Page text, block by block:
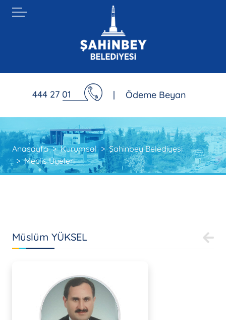
444 27 01 | Ödeme Beyan
Anasayfa Kurumsal
Şahinbey Belediyesi
Meclis Üyeleri
Müslüm YÜKSEL